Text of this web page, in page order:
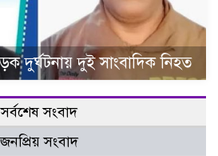
দুর্ঘটনায় দুই সাংবাদিক নিহত
সর্বশেষ সংবাদ
জনপ্রিয় সংবাদ